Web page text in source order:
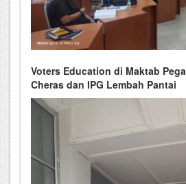
Voters Education di Maktab
Cheras dan IPG Lembah Pantai